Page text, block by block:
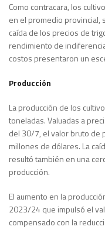
Como contracara, los
en el promedio provincial,
caída de los precios de
rendimiento de
costos presentaron un
Producción
La producción de los
toneladas. Valuadas a
del 30/7, el valor bruto de
millones de dólares. La
resultó también en una
producción.
El aumento en la
2023/24 que impulsó el
compensado con la